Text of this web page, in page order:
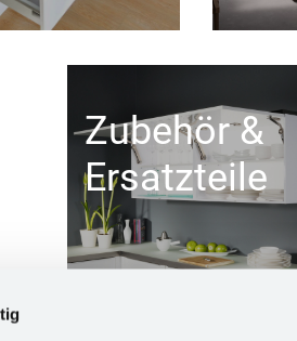
Zubehör &
Ersatzteile